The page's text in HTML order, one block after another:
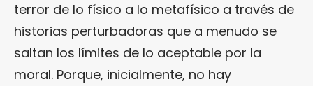
terror de lo físico a lo metafísico a través de
historias perturbadoras que a menudo se
saltan los límites de lo aceptable por la
moral. Porque, inicialmente, no hay